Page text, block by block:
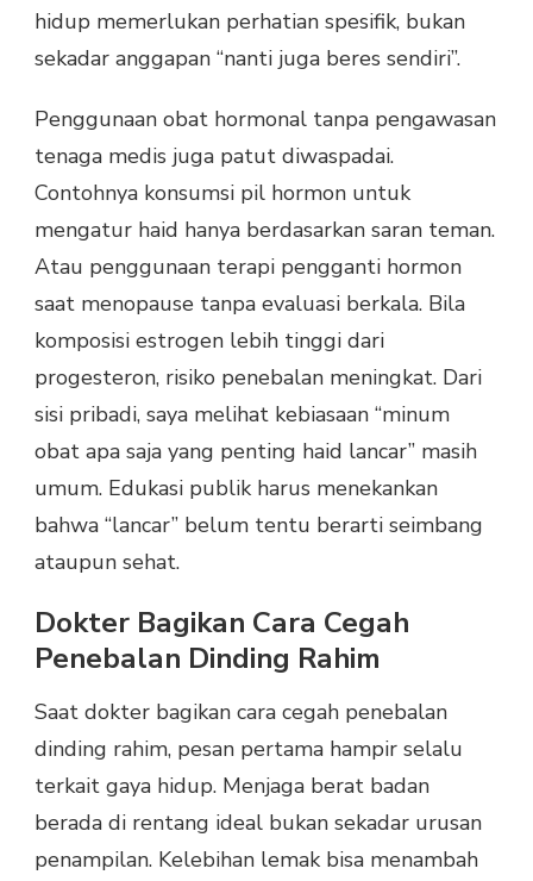
hidup memerlukan perhatian spesifik, bukan
sekadar anggapan “nanti juga beres sendiri”.
Penggunaan obat hormonal tanpa pengawasan
tenaga medis juga patut diwaspadai.
Contohnya konsumsi pil hormon untuk
mengatur haid hanya berdasarkan saran teman.
Atau penggunaan terapi pengganti hormon
saat menopause tanpa evaluasi berkala. Bila
komposisi estrogen lebih tinggi dari
progesteron, risiko penebalan meningkat. Dari
sisi pribadi, saya melihat kebiasaan “minum
obat apa saja yang penting haid lancar” masih
umum. Edukasi publik harus menekankan
bahwa “lancar” belum tentu berarti seimbang
ataupun sehat.
Dokter Bagikan Cara Cegah
Penebalan Dinding Rahim
Saat dokter bagikan cara cegah penebalan
dinding rahim, pesan pertama hampir selalu
terkait gaya hidup. Menjaga berat badan
berada di rentang ideal bukan sekadar urusan
penampilan. Kelebihan lemak bisa menambah